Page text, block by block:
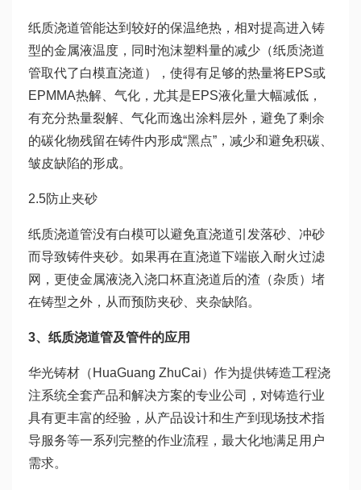
纸质浇道管能达到较好的保温绝热，相对提高进入铸
型的金属液温度，同时泡沫塑料量的减少（纸质浇道
管取代了白模直浇道），使得有足够的热量将EPS或
EPMMA热解、气化，尤其是EPS液化量大幅减低，
有充分热量裂解、气化而逸出涂料层外，避免了剩余
的碳化物残留在铸件内形成“黑点”，减少和避免积碳、
皱皮缺陷的形成。
2.5防止夹砂
纸质浇道管没有白模可以避免直浇道引发落砂、冲砂
而导致铸件夹砂。如果再在直浇道下端嵌入耐火过滤
网，更使金属液浇入浇口杯直浇道后的渣（杂质）堵
在铸型之外，从而预防夹砂、夹杂缺陷。
3、纸质浇道管及管件的应用
华光铸材（HuaGuang ZhuCai）作为提供铸造工程浇
注系统全套产品和解决方案的专业公司，对铸造行业
具有更丰富的经验，从产品设计和生产到现场技术指
导服务等一系列完整的作业流程，最大化地满足用户
需求。